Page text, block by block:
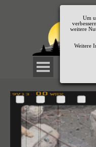
Um
weitere
Weitere